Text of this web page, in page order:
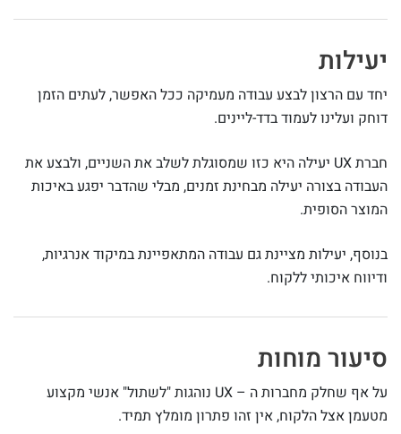
יעילות
יחד עם הרצון לבצע עבודה מעמיקה ככל האפשר, לעתים הזמן
דוחק ועלינו לעמוד בדד-ליינים.
חברת UX יעילה היא כזו שמסוגלת לשלב את השניים, ולבצע את
העבודה בצורה יעילה מבחינת זמנים, מבלי שהדבר יפגע באיכות
המוצר הסופית.
בנוסף, יעילות מציינת גם עבודה המתאפיינת במיקוד אנרגיות,
ודיווח איכותי ללקוח.
סיעור מוחות
על אף שחלק מחברות ה – UX נוהגות "לשתול" אנשי מקצוע
מטעמן אצל הלקוח, אין זהו פתרון מומלץ תמיד.